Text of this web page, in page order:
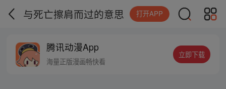
与死亡擦肩而过的意思 打开APP
腾讯动漫App
海量正版漫画畅快看
立即下载